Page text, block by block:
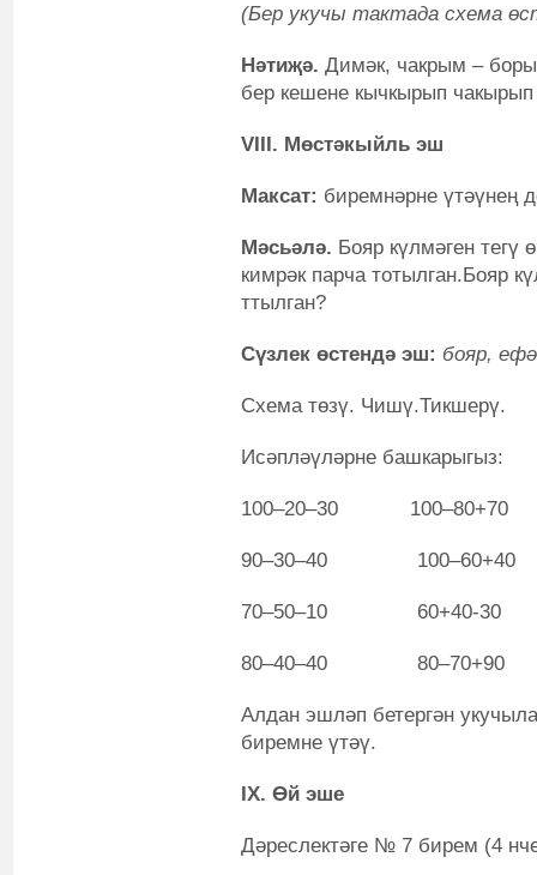
(Бер укучы тактада схема
Нәтиҗә. Димәк, чакрым –
бер кешене кычкырып чакырып
VIII. Мөстәкыйль эш
Максат: биремнәрне үтәүнең
Мәсьәлә. Бояр күлмәген тегү
кимрәк парча тотылган.Бояр
ттылган?
Сүзлек өстендә эш: бояр,
Схема төзү. Чишү.Тикшерү.
Исәпләүләрне башкарыгыз:
100–20–30 100–80+70
90–30–40 100–60+40
70–50–10 60+40-30
80–40–40 80–70+90
Алдан эшләп бетергән
биремне үтәү.
IX. Өй эше
Дәреслектәге № 7 бирем (4